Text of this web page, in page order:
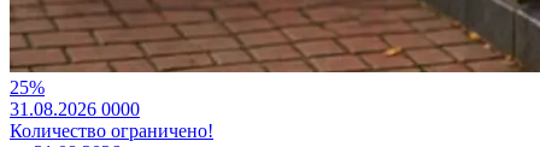
25%
31.08.2026 0000
Количество ограничено!